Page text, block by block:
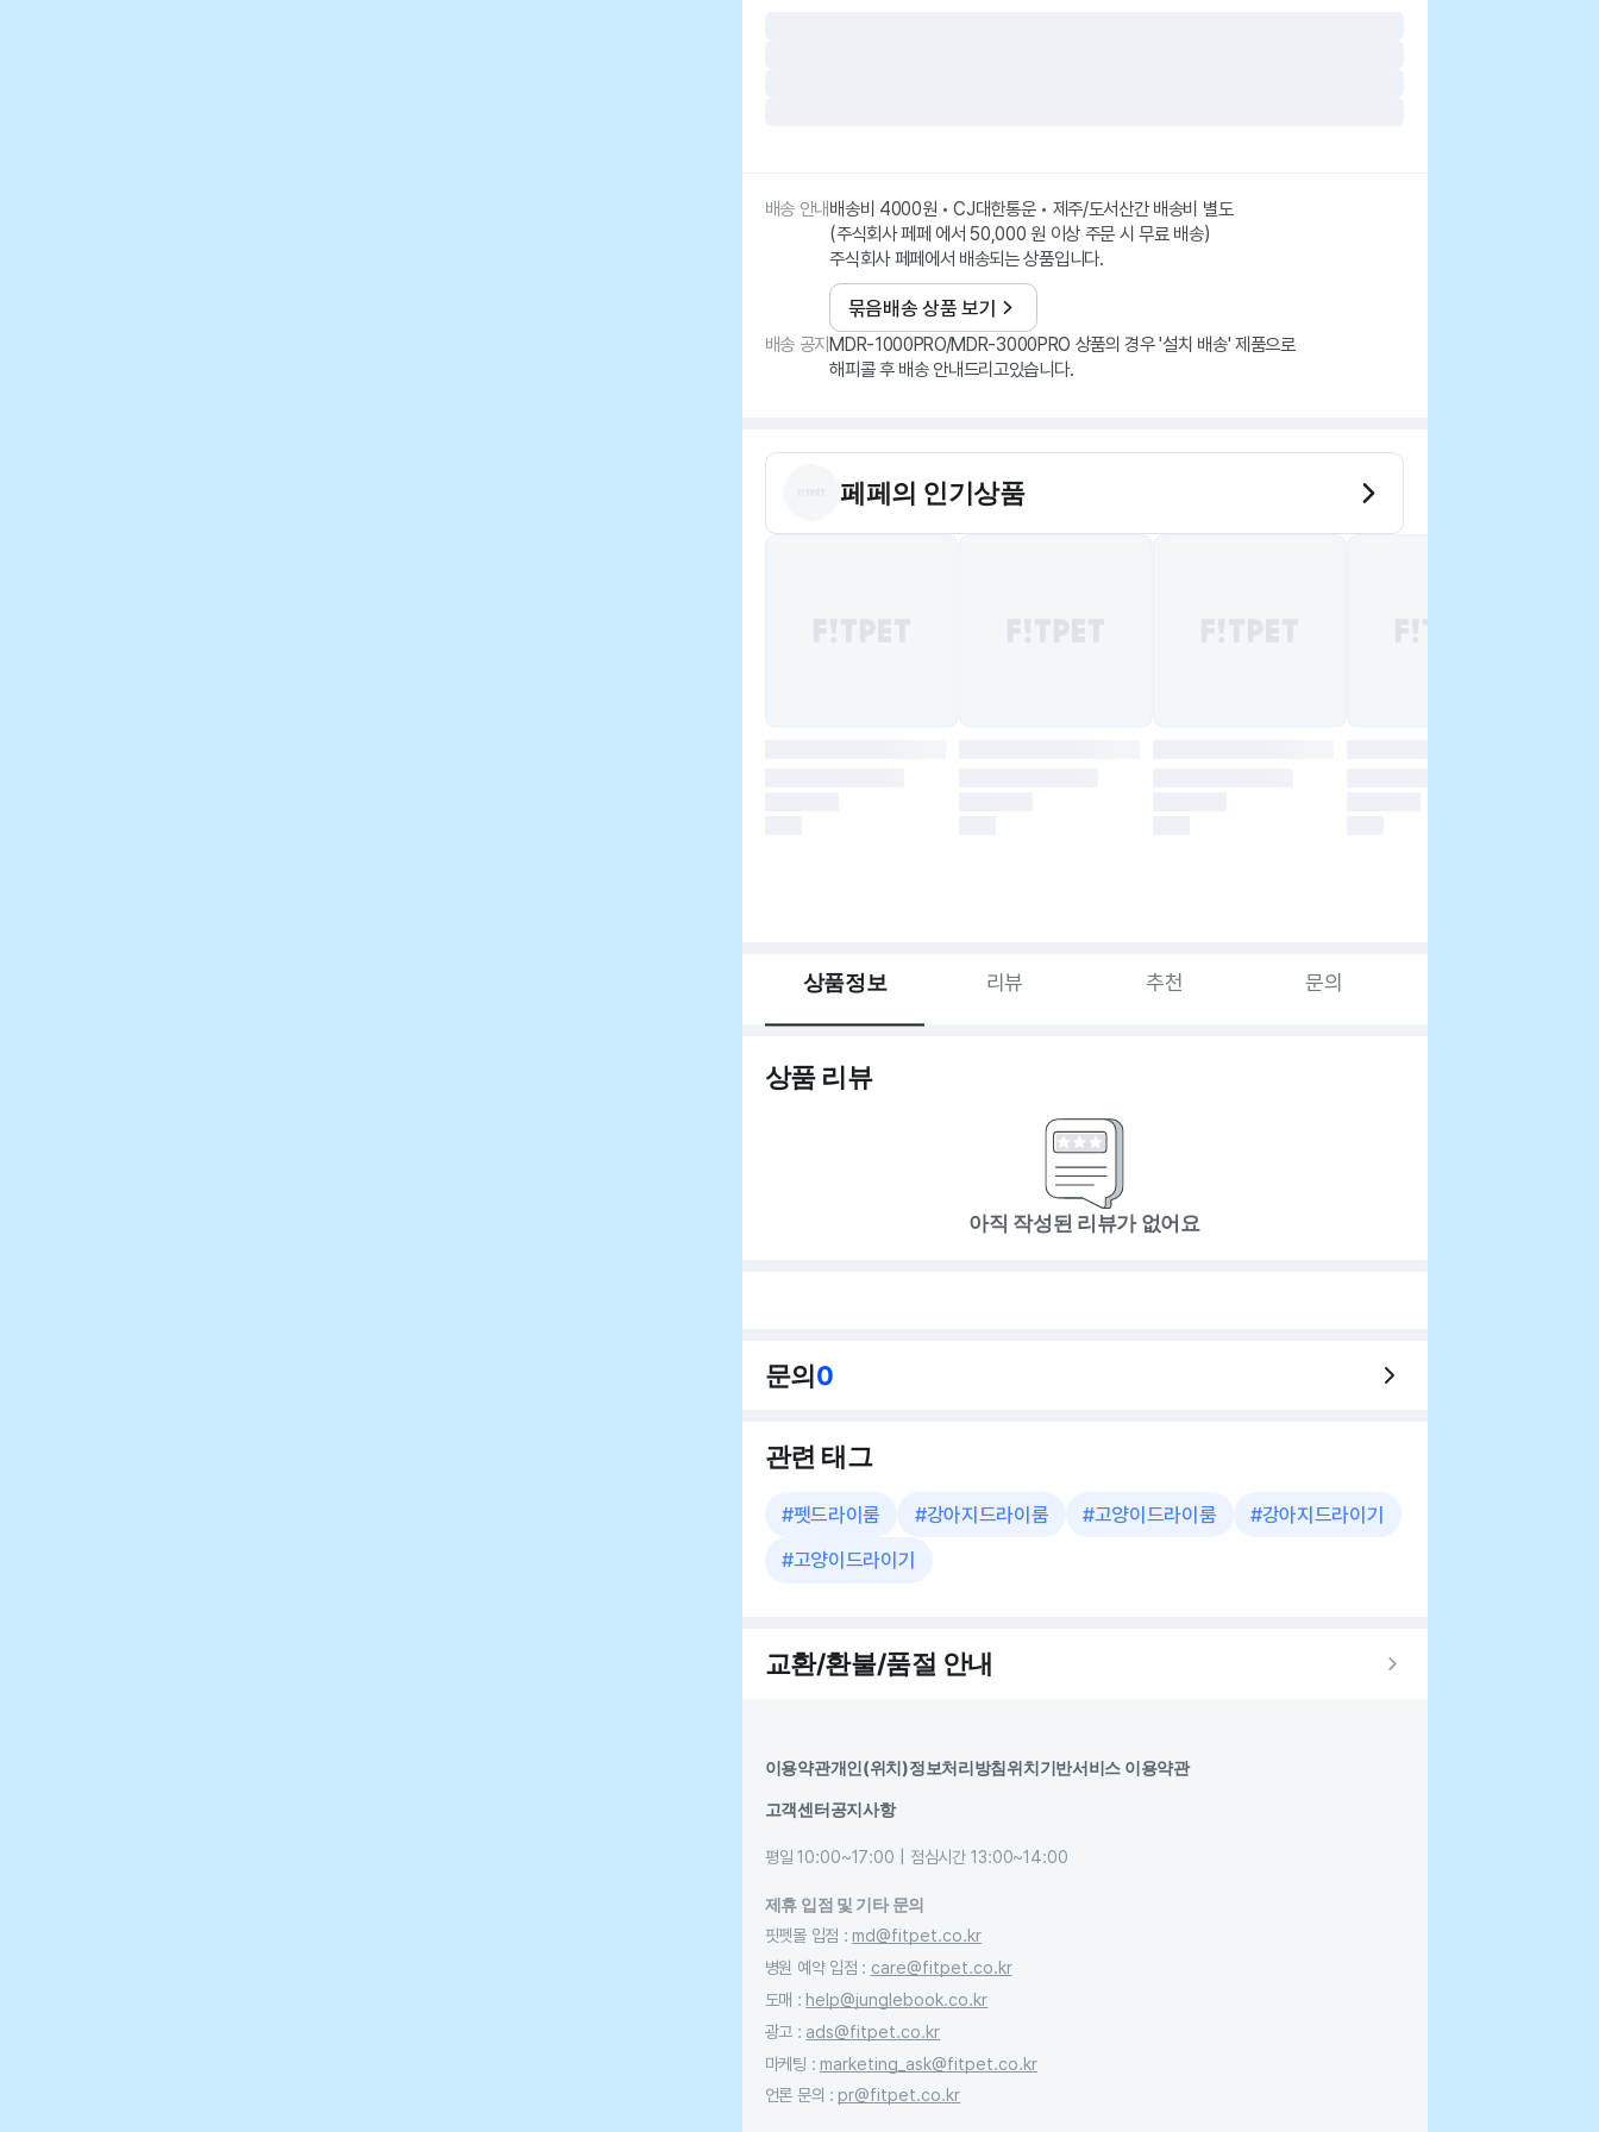
배송 안내배송비 4000원 • CJ대한통운 • 제주/도서산간 배송비 별도
(주식회사 페페 에서 50,000 원 이상 주문 시 무료 배송)
주식회사 페페에서 배송되는 상품입니다.
묶음배송 상품 보기
배송 공지 MDR-1000PRO/MDR-3000PRO 상품의 경우 '설치 배송' 제품으로
해피콜 후 배송 안내드리고있습니다.
페페 의 인기상품
상품정보 리뷰 추천 문의
상품 리뷰
아직 작성된 리뷰가 없어요
문의0
관련 태그
#펫드라이룸 #강아지드라이룸 #고양이드라이룸 #강아지드라이기
#고양이드라이기
교환/환불/품절 안내
이용약관개인(위치)정보처리방침위치기반서비스 이용약관
고객센터공지사항
평일 10:00~17:00 | 점심시간 13:00~14:00
제휴 입점 및 기타 문의
핏펫몰 입점 : md@fitpet.co.kr
병원 예약 입점 : care@fitpet.co.kr
도매 : help@junglebook.co.kr
광고 : ads@fitpet.co.kr
마케팅 : marketing_ask@fitpet.co.kr
언론 문의 : pr@fitpet.co.kr